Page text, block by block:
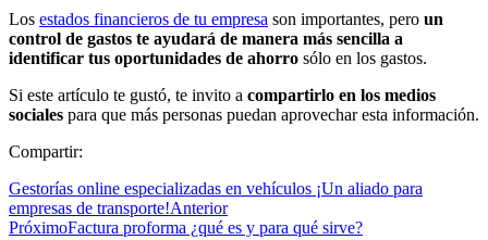
Los estados financieros de tu empresa son importantes, pero un
control de gastos te ayudará de manera más sencilla a
identificar tus oportunidades de ahorro sólo en los gastos.
Si este artículo te gustó, te invito a compartirlo en los medios
sociales para que más personas puedan aprovechar esta información.
Compartir:
Gestorías online especializadas en vehículos ¡Un aliado para
empresas de transporte!Anterior
PróximoFactura proforma ¿qué es y para qué sirve?